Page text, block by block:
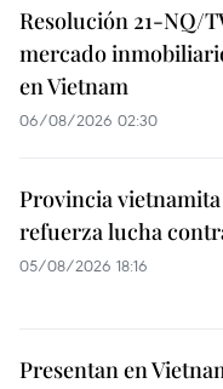
Resolución 21-NQ/
mercado
en Vietnam
06/08/2026 02:30
Provincia
refuerza lucha
05/08/2026 18:16
Presentan en